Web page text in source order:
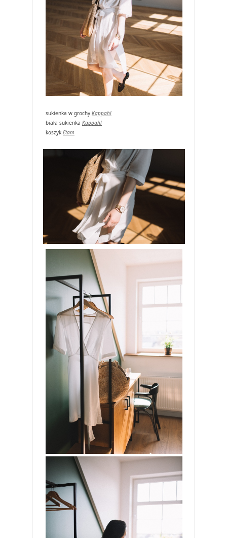
sukienka w grochy Kappahl
biała sukienka Kappahl
koszyk Etam